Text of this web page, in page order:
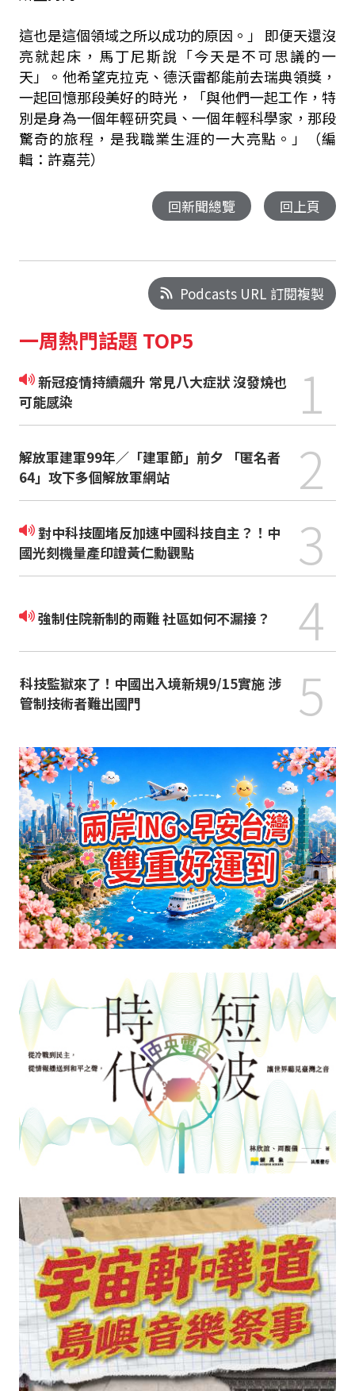
這也是這個領域之所以成功的原因。」 即便天還沒
亮就起床，馬丁尼斯說「今天是不可思議的一
天」。他希望克拉克、德沃雷都能前去瑞典領獎，
一起回憶那段美好的時光，「與他們一起工作，特
別是身為一個年輕研究員、一個年輕科學家，那段
驚奇的旅程，是我職業生涯的一大亮點。」（編
輯：許嘉芫）
回新聞總覽 回上頁
Podcasts URL 訂閱複製
一周熱門話題 TOP5
新冠疫情持續飆升 常見八大症狀 沒發燒也
可能感染
1
解放軍建軍99年／「建軍節」前夕 「匿名者
64」攻下多個解放軍網站
2
對中科技圍堵反加速中國科技自主？！中
國光刻機量產印證黃仁勳觀點
3
強制住院新制的兩難 社區如何不漏接？ 4
科技監獄來了！中國出入境新規9/15實施 涉
管制技術者難出國門
5